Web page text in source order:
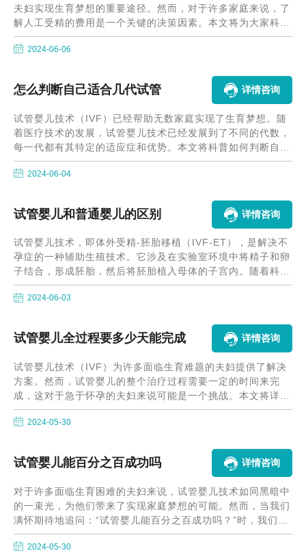
夫妇实现生育梦想的重要途径。然而，对于许多家庭来说，了
解人工受精的费用是一个关键的决策因素。本文将为大家科普
人工受精的费用情况，帮助大家更好地了解这一技术。
2024-06-06
怎么判断自己适合几代试管 详情咨询
试管婴儿技术（IVF）已经帮助无数家庭实现了生育梦想。随
着医疗技术的发展，试管婴儿技术已经发展到了不同的代数，
每一代都有其特定的适应症和优势。本文将科普如何判断自己
适合哪一代试管婴儿技术。
2024-06-04
试管婴儿和普通婴儿的区别 详情咨询
试管婴儿技术，即体外受精-胚胎移植（IVF-ET），是解决不
孕症的一种辅助生殖技术。它涉及在实验室环境中将精子和卵
子结合，形成胚胎，然后将胚胎植入母体的子宫内。随着科技
的不断进步，试管婴儿技术已经发展到了第三代，每一代技术
都针对不同的适应症。
2024-06-03
试管婴儿全过程要多少天能完成 详情咨询
试管婴儿技术（IVF）为许多面临生育难题的夫妇提供了解决
方案。然而，试管婴儿的整个治疗过程需要一定的时间来完
成，这对于急于怀孕的夫妇来说可能是一个挑战。本文将详细
介绍试管婴儿全过程要多少天能完成，帮助患者更好地规划和
准备。
2024-05-30
试管婴儿能百分之百成功吗 详情咨询
对于许多面临生育困难的夫妇来说，试管婴儿技术如同黑暗中
的一束光，为他们带来了实现家庭梦想的可能。然而，当我们
满怀期待地追问：“试管婴儿能百分之百成功吗？”时，我们不
得不面对一个现实的答案——任何医疗技术都无法保证百分之
百的成功率。在科技的飞速发展中，试管婴儿技术虽然取得了
2024-05-30